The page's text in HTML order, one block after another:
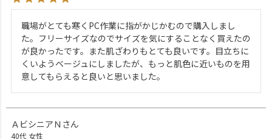
職場がとても寒くPC作業に指がかじかむので購入しまし
た。フリーサイズなのでサイズを気にすることなく買えたの
が良かったです。また肌ざわりもとても良いです。目立ちに
くいようベージュにしましたが、もっと肌色に近いものを用
意してもらえると良いと思いました。
ＡビシニアＮ
40代 女性